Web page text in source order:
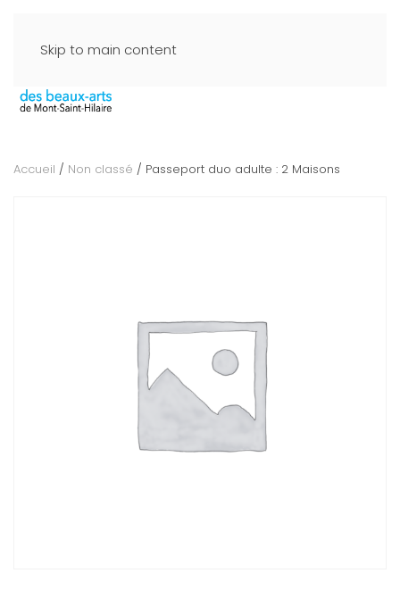
Skip to main content
Accueil / Non classé / Passeport duo adulte : 2 Maisons